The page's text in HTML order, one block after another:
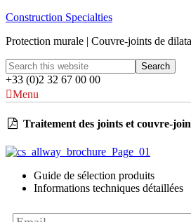
Construction Specialties
Protection murale | Couvre-joints de
+33 (0)2 32 67 00 00
Menu
Traitement des joints et couvre-
Guide de sélection produits
Informations techniques détaillées